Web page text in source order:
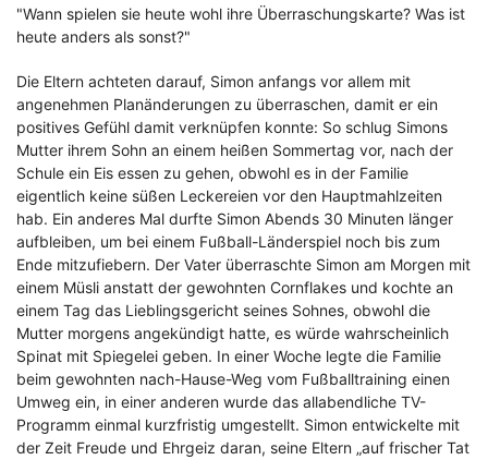
"Wann spielen sie heute wohl ihre Überraschungskarte? Was ist
heute anders als sonst?"
Die Eltern achteten darauf, Simon anfangs vor allem mit
angenehmen Planänderungen zu überraschen, damit er ein
positives Gefühl damit verknüpfen konnte: So schlug Simons
Mutter ihrem Sohn an einem heißen Sommertag vor, nach der
Schule ein Eis essen zu gehen, obwohl es in der Familie
eigentlich keine süßen Leckereien vor den Hauptmahlzeiten
hab. Ein anderes Mal durfte Simon Abends 30 Minuten länger
aufbleiben, um bei einem Fußball-Länderspiel noch bis zum
Ende mitzufiebern. Der Vater überraschte Simon am Morgen mit
einem Müsli anstatt der gewohnten Cornflakes und kochte an
einem Tag das Lieblingsgericht seines Sohnes, obwohl die
Mutter morgens angekündigt hatte, es würde wahrscheinlich
Spinat mit Spiegelei geben. In einer Woche legte die Familie
beim gewohnten nach-Hause-Weg vom Fußballtraining einen
Umweg ein, in einer anderen wurde das allabendliche TV-
Programm einmal kurzfristig umgestellt. Simon entwickelte mit
der Zeit Freude und Ehrgeiz daran, seine Eltern „auf frischer Tat